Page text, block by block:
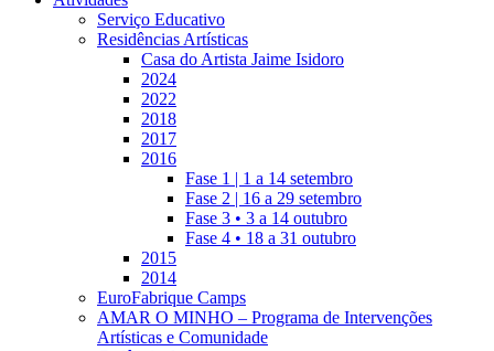
Serviço Educativo
Residências Artísticas
Casa do Artista Jaime Isidoro
2024
2022
2018
2017
2016
Fase 1 | 1 a 14 setembro
Fase 2 | 16 a 29 setembro
Fase 3 • 3 a 14 outubro
Fase 4 • 18 a 31 outubro
2015
2014
EuroFabrique Camps
AMAR O MINHO – Programa de Intervenções
Artísticas e Comunidade